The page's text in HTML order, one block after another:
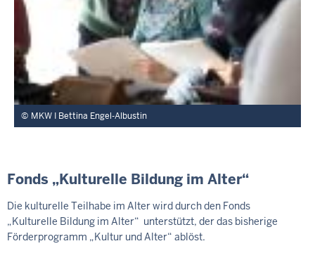
MKW I Bettina Engel-Albustin
Fonds „Kulturelle Bildung im Alter“
Die kulturelle Teilhabe im Alter wird durch den Fonds
„Kulturelle Bildung im Alter“ unterstützt, der das bisherige
Förderprogramm „Kultur und Alter“ ablöst.